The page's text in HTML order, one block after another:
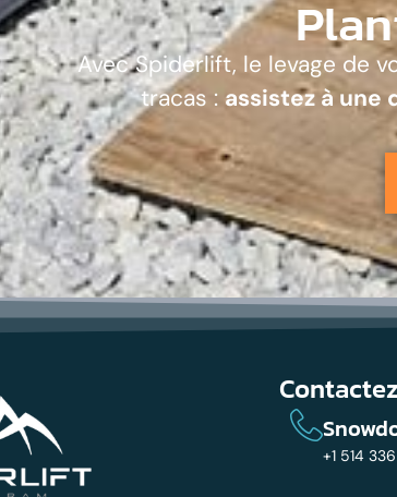
Avec Spiderlift, le levage de
tracas : assistez à
+1 514